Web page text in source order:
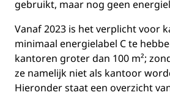
gebruikt, maar nog geen
Vanaf 2023 is het verplicht voor
minimaal energielabel C te
kantoren groter dan 100 m²;
ze namelijk niet als kantoor
Hieronder staat een overzicht